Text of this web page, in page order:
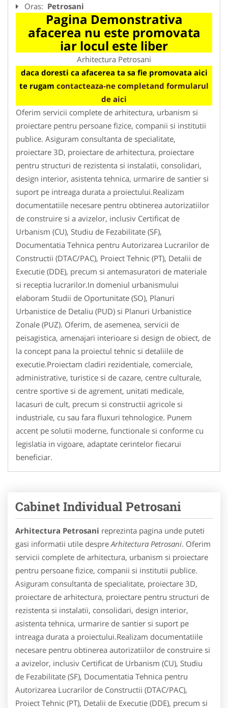
Oras: Petrosani
Pagina Demonstrativa
afacerea nu este promovata
iar locul este liber
Arhitectura Petrosani
daca doresti ca afacerea ta sa fie promovata aici
te rugam contacteaza-ne completand formularul
de aici
Oferim servicii complete de arhitectura, urbanism si
proiectare pentru persoane fizice, companii si institutii
publice. Asiguram consultanta de specialitate,
proiectare 3D, proiectare de arhitectura, proiectare
pentru structuri de rezistenta si instalatii, consolidari,
design interior, asistenta tehnica, urmarire de santier si
suport pe intreaga durata a proiectului.Realizam
documentatiile necesare pentru obtinerea autorizatiilor
de construire si a avizelor, inclusiv Certificat de
Urbanism (CU), Studiu de Fezabilitate (SF),
Documentatia Tehnica pentru Autorizarea Lucrarilor de
Constructii (DTAC/PAC), Proiect Tehnic (PT), Detalii de
Executie (DDE), precum si antemasuratori de materiale
si receptia lucrarilor.In domeniul urbanismului
elaboram Studii de Oportunitate (SO), Planuri
Urbanistice de Detaliu (PUD) si Planuri Urbanistice
Zonale (PUZ). Oferim, de asemenea, servicii de
peisagistica, amenajari interioare si design de obiect, de
la concept pana la proiectul tehnic si detaliile de
executie.Proiectam cladiri rezidentiale, comerciale,
administrative, turistice si de cazare, centre culturale,
centre sportive si de agrement, unitati medicale,
lacasuri de cult, precum si constructii agricole si
industriale, cu sau fara fluxuri tehnologice. Punem
accent pe solutii moderne, functionale si conforme cu
legislatia in vigoare, adaptate cerintelor fiecarui
beneficiar.
Cabinet Individual Petrosani
Arhitectura Petrosani reprezinta pagina unde puteti
gasi informatii utile despre Arhitectura Petrosani. Oferim
servicii complete de arhitectura, urbanism si proiectare
pentru persoane fizice, companii si institutii publice.
Asiguram consultanta de specialitate, proiectare 3D,
proiectare de arhitectura, proiectare pentru structuri de
rezistenta si instalatii, consolidari, design interior,
asistenta tehnica, urmarire de santier si suport pe
intreaga durata a proiectului.Realizam documentatiile
necesare pentru obtinerea autorizatiilor de construire si
a avizelor, inclusiv Certificat de Urbanism (CU), Studiu
de Fezabilitate (SF), Documentatia Tehnica pentru
Autorizarea Lucrarilor de Constructii (DTAC/PAC),
Proiect Tehnic (PT), Detalii de Executie (DDE), precum si